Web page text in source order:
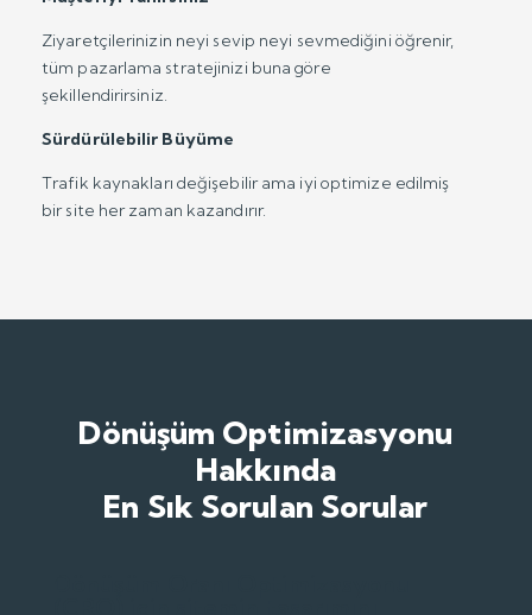
Ziyaretçilerinizin neyi sevip neyi sevmediğini öğrenir,
tüm pazarlama stratejinizi buna göre
şekillendirirsiniz.
Sürdürülebilir Büyüme
Trafik kaynakları değişebilir ama iyi optimize edilmiş
bir site her zaman kazandırır.
Dönüşüm Optimizasyonu
Hakkında
En Sık Sorulan Sorular